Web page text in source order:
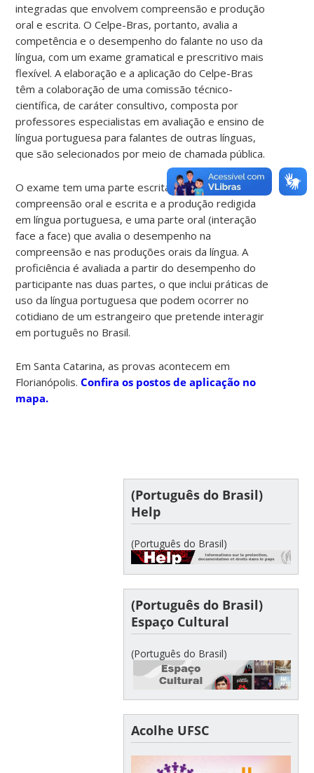
integradas que envolvem compreensão e produção
oral e escrita. O Celpe-Bras, portanto, avalia a
competência e o desempenho do falante no uso da
língua, com um exame gramatical e prescritivo mais
flexível. A elaboração e a aplicação do Celpe-Bras
têm a colaboração de uma comissão técnico-
científica, de caráter consultivo, composta por
professores especialistas em avaliação e ensino de
língua portuguesa para falantes de outras línguas,
que são selecionados por meio de chamada pública.
O exame tem uma parte escrita que avalia a
compreensão oral e escrita e a produção redigida
em língua portuguesa, e uma parte oral (interação
face a face) que avalia o desempenho na
compreensão e nas produções orais da língua. A
proficiência é avaliada a partir do desempenho do
participante nas duas partes, o que inclui práticas de
uso da língua portuguesa que podem ocorrer no
cotidiano de um estrangeiro que pretende interagir
em português no Brasil.
Em Santa Catarina, as provas acontecem em
Florianópolis.Confira os postos de aplicação no
mapa.
(Português do Brasil)
Help
(Português do Brasil)
(Português do Brasil)
Espaço Cultural
(Português do Brasil)
Acolhe UFSC